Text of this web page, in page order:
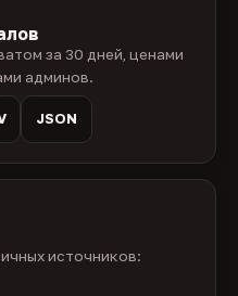
за 30 дней, ценами
админов.
JSON
источников: